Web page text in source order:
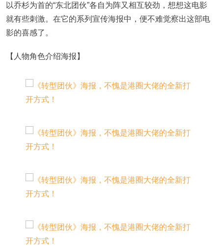
以乔杉为首的“东北团伙”各自为阵又相互较劲，想想这电影
就有些刺激。在它的系列宣传海报中，便不难觉察出这部电
影的喜感了。
【人物角色介绍海报】